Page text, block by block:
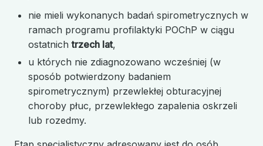
nie mieli wykonanych badań spirometrycznych w
ramach programu profilaktyki POChP w ciągu
ostatnichtrzech lat,
u których nie zdiagnozowano wcześniej (w
sposób potwierdzony badaniem
spirometrycznym) przewlekłej obturacyjnej
choroby płuc, przewlekłego zapalenia oskrzeli
lub rozedmy.